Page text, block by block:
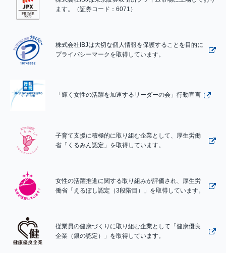
ます。（証券コード：6071）
株式会社IBJは大切な個人情報を保護することを目的に
プライバシーマークを取得しています。
「輝く女性の活躍を加速するリーダーの会」行動宣言
子育て支援に積極的に取り組む企業として、厚生労働
省「くるみん認定」を取得しています。
女性の活躍推進に関する取り組みが評価され、厚生労
働省「えるぼし認定（3段階目）」を取得しています。
従業員の健康づくりに取り組む企業として「健康優良
企業（銀の認定）」を取得しています。